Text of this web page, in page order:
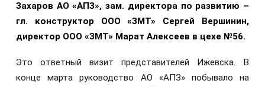
Захаров АО «АПЗ», зам. директора по развитию –
гл. конструктор ООО «ЗМТ» Сергей Вершинин,
директор ООО «ЗМТ» Марат Алексеев в цехе №56.
Это ответный визит представителей Ижевска. В
конце марта руководство АО «АПЗ» побывало на